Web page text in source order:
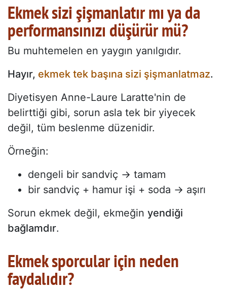
Ekmek sizi şişmanlatır mı ya da
performansınızı düşürür mü?
Bu muhtemelen en yaygın yanılgıdır.
Hayır, ekmek tek başına sizi şişmanlatmaz.
Diyetisyen Anne-Laure Laratte'nin de
belirttiği gibi, sorun asla tek bir yiyecek
değil, tüm beslenme düzenidir.
Örneğin:
dengeli bir sandviç → tamam
bir sandviç + hamur işi + soda → aşırı
Sorun ekmek değil, ekmeğin yendiği
bağlamdır.
Ekmek sporcular için neden
faydalıdır?